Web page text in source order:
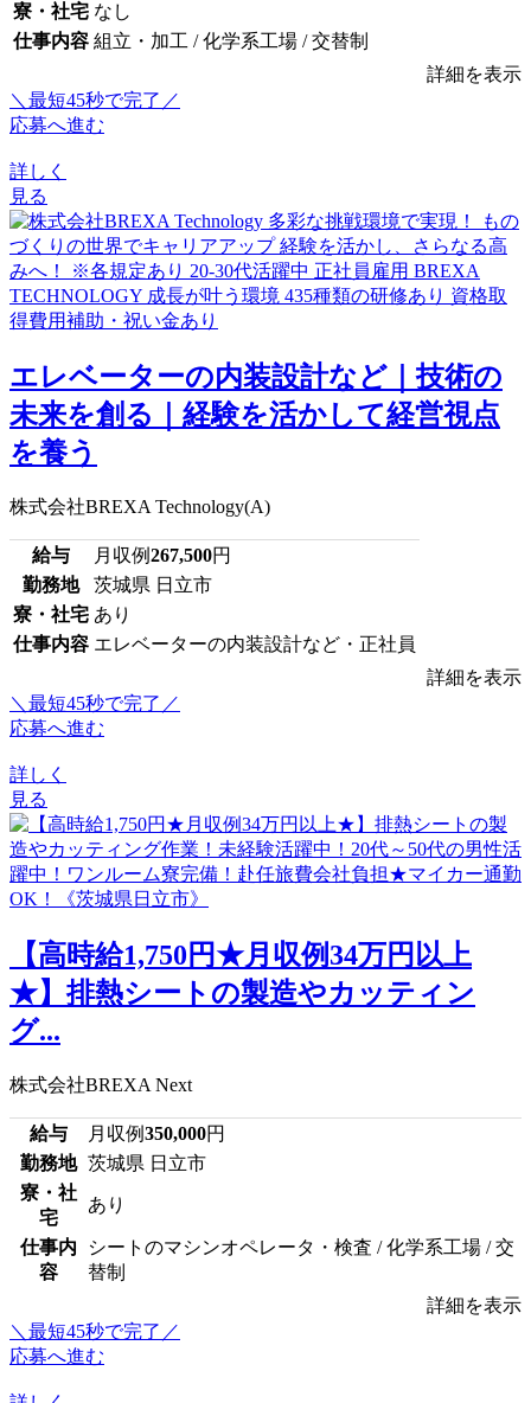
寮・社宅 なし
仕事内容 組立・加工 / 化学系工場 / 交替制
詳細を表示
＼最短45秒で完了／
応募へ進む
詳しく
見る
エレベーターの内装設計など｜技術の
未来を創る｜経験を活かして経営視点
を養う
株式会社BREXA Technology(A)
給与 月収例267,500円
勤務地
茨城県 日立市
寮・社宅 あり
仕事内容 エレベーターの内装設計など・正社員
詳細を表示
＼最短45秒で完了／
応募へ進む
詳しく
見る
【高時給1,750円★月収例34万円以上
★】排熱シートの製造やカッティン
グ...
株式会社BREXA Next
給与 月収例350,000円
勤務地 茨城県 日立市
寮・社
宅
あり
仕事内
容
シートのマシンオペレータ・検査 / 化学系工場 / 交
替制
詳細を表示
＼最短45秒で完了／
応募へ進む